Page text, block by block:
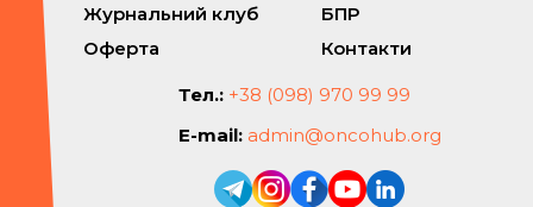
Журнальний клуб
БПР
Оферта
Контакти
Тел.: +38 (098) 970 99 99
E-mail: admin@oncohub.org